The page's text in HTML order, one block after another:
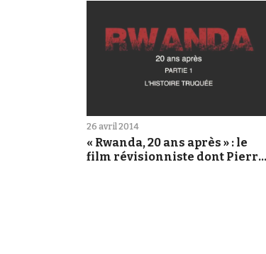
26 avril 2014
« Rwanda, 20 ans après » : le
film révisionniste dont Pierre